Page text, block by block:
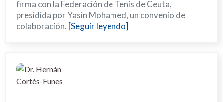
firma con la Federación de Tenis de Ceuta,
presidida por Yasin Mohamed, un convenio de
colaboración. [Seguir leyendo]